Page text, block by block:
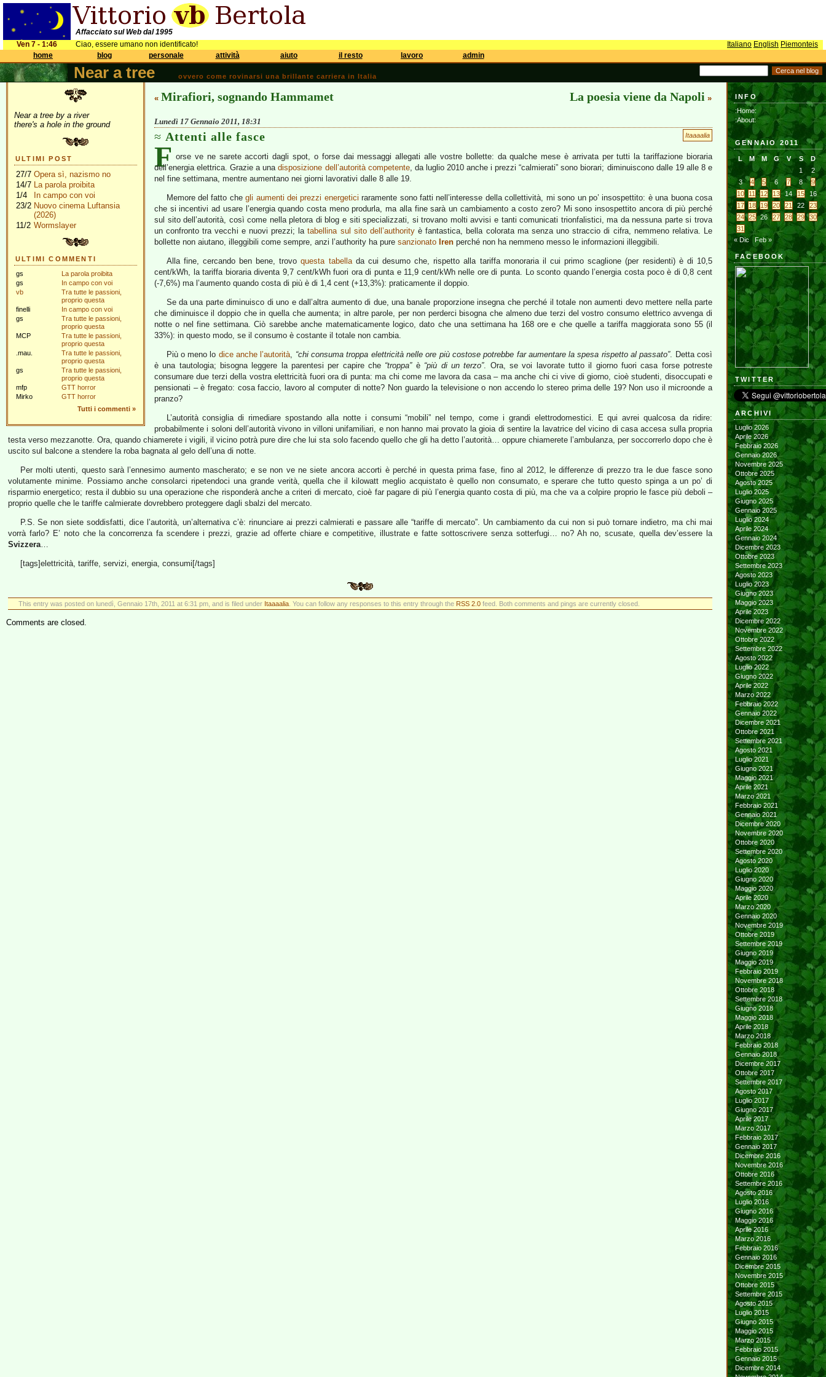
Affacciato sul Web dal 1995
Ven 7 - 1:46
Ciao, essere umano non identificato! Italiano English Piemonteis
home
blog personale attività aiuto il resto lavoro admin
Near a tree ovvero come rovinarsi una brillante carriera in Italia
Near a tree by a river
there's a hole in the ground
ULTIMI POST
27/7 Opera sì, nazismo no
14/7 La parola proibita
1/4
In campo con voi
23/2 Nuovo cinema Luftansia
(2026)
11/2 Wormslayer
ULTIMI COMMENTI
gs
La parola proibita
gs
In campo con voi
vb
Tra tutte le passioni,
proprio questa
finelli
In campo con voi
gs
Tra tutte le passioni,
proprio questa
MCP
Tra tutte le passioni,
proprio questa
.mau.
Tra tutte le passioni,
proprio questa
gs
Tra tutte le passioni,
proprio questa
mfp
GTT horror
Mirko
GTT horror
Tutti i commenti »
« Mirafiori, sognando Hammamet La poesia viene da Napoli »
Lunedì 17 Gennaio 2011, 18:31
Itaaaalia
Attenti alle fasce
F orse ve ne sarete accorti dagli spot, o forse dai messaggi allegati alle vostre bollette: da qualche mese è arrivata per tutti la tariffazione bioraria
dell’energia elettrica. Grazie a unadisposizione dell’autorità competente, da luglio 2010 anche i prezzi “calmierati” sono biorari; diminuiscono dalle 19 alle 8 e
nel fine settimana, mentre aumentano nei giorni lavorativi dalle 8 alle 19.
Memore del fatto chegli aumenti dei prezzi energetici raramente sono fatti nell’interesse della collettività, mi sono un po’ insospettito: è una buona cosa
che si incentivi ad usare l’energia quando costa meno produrla, ma alla fine sarà un cambiamento a costo zero? Mi sono insospettito ancora di più perché
sul sito dell’autorità, così come nella pletora di blog e siti specializzati, si trovano molti avvisi e tanti comunicati trionfalistici, ma da nessuna parte si trova
un confronto tra vecchi e nuovi prezzi; latabellina sul sito dell’authorityè fantastica, bella colorata ma senza uno straccio di cifra, nemmeno relativa. Le
bollette non aiutano, illeggibili come sempre, anzi l’authority ha pure sanzionato Iren perché non ha nemmeno messo le informazioni illeggibili.
Alla fine, cercando ben bene, trovoquesta tabellada cui desumo che, rispetto alla tariffa monoraria il cui primo scaglione (per residenti) è di 10,5
cent/kWh, la tariffa bioraria diventa 9,7 cent/kWh fuori ora di punta e 11,9 cent/kWh nelle ore di punta. Lo sconto quando l’energia costa poco è di 0,8 cent
(-7,6%) ma l’aumento quando costa di più è di 1,4 cent (+13,3%): praticamente il doppio.
Se da una parte diminuisco di uno e dall’altra aumento di due, una banale proporzione insegna che perché il totale non aumenti devo mettere nella parte
che diminuisce il doppio che in quella che aumenta; in altre parole, per non perderci bisogna che almeno due terzi del vostro consumo elettrico avvenga di
notte o nel fine settimana. Ciò sarebbe anche matematicamente logico, dato che una settimana ha 168 ore e che quelle a tariffa maggiorata sono 55 (il
33%): in questo modo, se il consumo è costante il totale non cambia.
Più o meno lo dice anche l’autorità, “chi consuma troppa elettricità nelle ore più costose potrebbe far aumentare la spesa rispetto al passato”. Detta così
è una tautologia; bisogna leggere la parentesi per capire che “troppa”è “più di un terzo”. Ora, se voi lavorate tutto il giorno fuori casa forse potreste
consumare due terzi della vostra elettricità fuori ora di punta: ma chi come me lavora da casa – ma anche chi ci vive di giorno, cioè studenti, disoccupati e
pensionati – è fregato: cosa faccio, lavoro al computer di notte? Non guardo la televisione o non accendo lo stereo prima delle 19? Non uso il microonde a
pranzo?
L’autorità consiglia di rimediare spostando alla notte i consumi “mobili” nel tempo, come i grandi elettrodomestici. E qui avrei qualcosa da ridire:
probabilmente i soloni dell’autorità vivono in villoni unifamiliari, e non hanno mai provato la gioia di sentire la lavatrice del vicino di casa accesa sulla propria
testa verso mezzanotte. Ora, quando chiamerete i vigili, il vicino potrà pure dire che lui sta solo facendo quello che gli ha detto l’autorità… oppure chiamerete l’ambulanza, per soccorrerlo dopo che è
uscito sul balcone a stendere la roba bagnata al gelo dell’una di notte.
Per molti utenti, questo sarà l’ennesimo aumento mascherato; e se non ve ne siete ancora accorti è perché in questa prima fase, fino al 2012, le differenze di prezzo tra le due fasce sono
volutamente minime. Possiamo anche consolarci ripetendoci una grande verità, quella che il kilowatt meglio acquistato è quello non consumato, e sperare che tutto questo spinga a un po’ di
risparmio energetico; resta il dubbio su una operazione che risponderà anche a criteri di mercato, cioè far pagare di più l’energia quanto costa di più, ma che va a colpire proprio le fasce più deboli –
proprio quelle che le tariffe calmierate dovrebbero proteggere dagli sbalzi del mercato.
P.S. Se non siete soddisfatti, dice l’autorità, un’alternativa c’è: rinunciare ai prezzi calmierati e passare alle “tariffe di mercato”. Un cambiamento da cui non si può tornare indietro, ma chi mai
vorrà farlo? E’ noto che la concorrenza fa scendere i prezzi, grazie ad offerte chiare e competitive, illustrate e fatte sottoscrivere senza sotterfugi… no? Ah no, scusate, quella dev’essere la
Svizzera…
[tags]elettricità, tariffe, servizi, energia, consumi[/tags]
This entry was posted on lunedì, Gennaio 17th, 2011 at 6:31 pm, and is filed under Itaaaalia. You can follow any responses to this entry through the RSS 2.0feed. Both comments and pings are currently closed.
Comments are closed.
INFO
:Home:
:About:
GENNAIO 2011
L M M G V S
D
1
2
3
4 5 6 7 8
9
10
11 12 13 14 15
16
17
18 19 20 21 22
23
24
25 26 27 28 29
30
31
« Dic
Feb »
FACEBOOK
TWITTER
ARCHIVI
Luglio 2026
Aprile 2026
Febbraio 2026
Gennaio 2026
Novembre 2025
Ottobre 2025
Agosto 2025
Luglio 2025
Giugno 2025
Gennaio 2025
Luglio 2024
Aprile 2024
Gennaio 2024
Dicembre 2023
Ottobre 2023
Settembre 2023
Agosto 2023
Luglio 2023
Giugno 2023
Maggio 2023
Aprile 2023
Dicembre 2022
Novembre 2022
Ottobre 2022
Settembre 2022
Agosto 2022
Luglio 2022
Giugno 2022
Aprile 2022
Marzo 2022
Febbraio 2022
Gennaio 2022
Dicembre 2021
Ottobre 2021
Settembre 2021
Agosto 2021
Luglio 2021
Giugno 2021
Maggio 2021
Aprile 2021
Marzo 2021
Febbraio 2021
Gennaio 2021
Dicembre 2020
Novembre 2020
Ottobre 2020
Settembre 2020
Agosto 2020
Luglio 2020
Giugno 2020
Maggio 2020
Aprile 2020
Marzo 2020
Gennaio 2020
Novembre 2019
Ottobre 2019
Settembre 2019
Giugno 2019
Maggio 2019
Febbraio 2019
Novembre 2018
Ottobre 2018
Settembre 2018
Giugno 2018
Maggio 2018
Aprile 2018
Marzo 2018
Febbraio 2018
Gennaio 2018
Dicembre 2017
Ottobre 2017
Settembre 2017
Agosto 2017
Luglio 2017
Giugno 2017
Aprile 2017
Marzo 2017
Febbraio 2017
Gennaio 2017
Dicembre 2016
Novembre 2016
Ottobre 2016
Settembre 2016
Agosto 2016
Luglio 2016
Giugno 2016
Maggio 2016
Aprile 2016
Marzo 2016
Febbraio 2016
Gennaio 2016
Dicembre 2015
Novembre 2015
Ottobre 2015
Settembre 2015
Agosto 2015
Luglio 2015
Giugno 2015
Maggio 2015
Marzo 2015
Febbraio 2015
Gennaio 2015
Dicembre 2014